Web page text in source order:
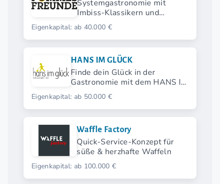
Systemgastronomie mit
Imbiss-Klassikern und
modernen Streetfood-
Highlights.
Eigenkapital: ab 40.000 €
HANS IM GLÜCK
Finde dein Glück in der
Gastronomie mit dem HANS IM
GLÜCK Franchise.
Eigenkapital: ab 50.000 €
Waffle Factory
Quick-Service-Konzept für
süße & herzhafte Waffeln
Eigenkapital: ab 100.000 €